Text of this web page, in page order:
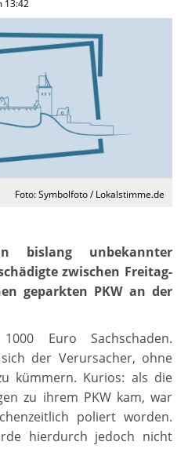
13:42
Foto: Symbolfoto / Lokalstimme.de
bislang unbekannter
zwischen Freitag-
geparkten PKW an der
Euro Sachschaden.
der Verursacher, ohne
kümmern. Kurios: als die
zu ihrem PKW kam, war
poliert worden.
hierdurch jedoch nicht